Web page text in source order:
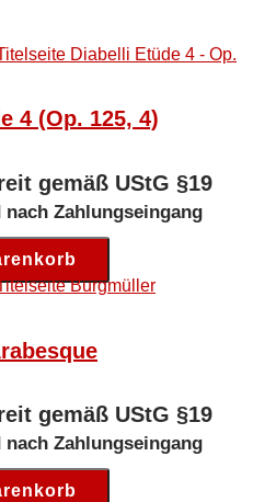
4 (Op. 125, 4)
gemäß UStG §19
Zahlungseingang
gemäß UStG §19
Zahlungseingang